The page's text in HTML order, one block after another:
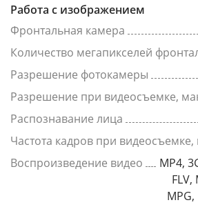
Работа с изображением
Фронтальная камера
Количество мегапикселей
Разрешение фотокамеры
Разрешение при видеосъемке,
Распознавание лица
Частота кадров при видеосъемке,
Воспроизведение видео
MP4,
FLV,
MPG,